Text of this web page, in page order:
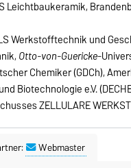
Werkstofftechnik und
Otto-von-Guericke-
Chemiker (GDCh),
Biotechnologie e.V.
ZELLULARE
Webmaster